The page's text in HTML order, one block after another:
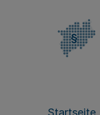
Startseite